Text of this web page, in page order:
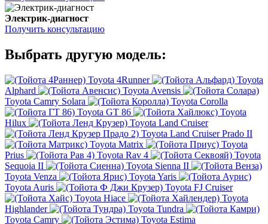
Электрик-диагност
Получить консультацию
Выбрать другую модель:
Toyota 4Runner
Toyota
Alphard
Toyota Avensis
Toyota Camry Solara
Toyota Corolla
Toyota GT 86
Toyota
Hilux
Toyota Land Cruiser
Toyota Land Cruiser Prado II
Toyota Matrix
Toyota
Prius
Toyota Rav 4
Toyota
Sequoia II
Toyota Sienna II
Toyota Venza
Toyota Yaris
Toyota Auris
Toyota FJ Cruiser
Toyota Hiace
Toyota
Highlander
Toyota Tundra
Toyota Camry
Toyota Estima